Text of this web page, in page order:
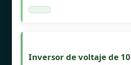
Inversor de voltaje de